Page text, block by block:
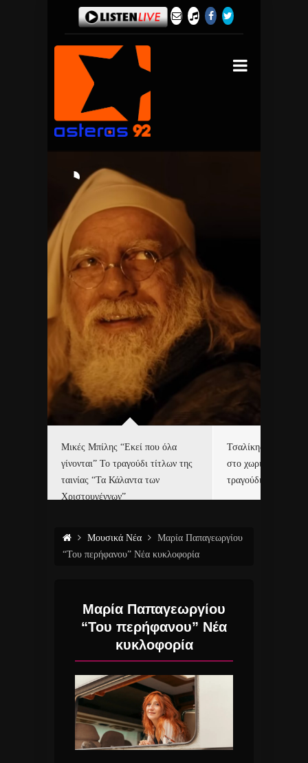
Μικές Μπίλης “Εκεί που όλα
γίνονται” Το τραγούδι τίτλων της
ταινίας “Τα Κάλαντα των
Χριστουγέννων”
Τσαλίκης,
στο χωριό του Άι
τραγούδι και video
Μουσικά Νέα
Μαρία Παπαγεωργίου
“Του περήφανου” Νέα κυκλοφορία
Μαρία Παπαγεωργίου
“Του περήφανου” Νέα
κυκλοφορία